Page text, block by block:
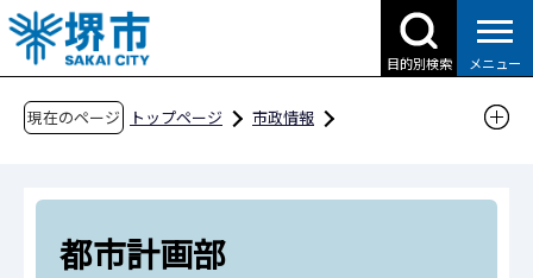
こ
の
ペ
目的別検索 メニュー
現在のページ トップページ
市政情報
建築都市局
都市計画部
都市計画部